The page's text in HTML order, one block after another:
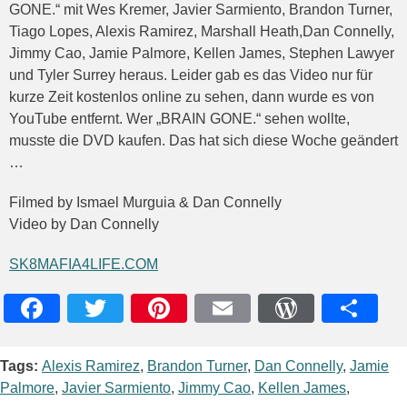
GONE.“ mit Wes Kremer, Javier Sarmiento, Brandon Turner,
Tiago Lopes, Alexis Ramirez, Marshall Heath,Dan Connelly,
Jimmy Cao, Jamie Palmore, Kellen James, Stephen Lawyer
und Tyler Surrey heraus. Leider gab es das Video nur für
kurze Zeit kostenlos online zu sehen, dann wurde es von
YouTube entfernt. Wer „BRAIN GONE.“ sehen wollte,
musste die DVD kaufen. Das hat sich diese Woche geändert
…
Filmed by Ismael Murguia & Dan Connelly
Video by Dan Connelly
SK8MAFIA4LIFE.COM
Tags: Alexis Ramirez, Brandon Turner, Dan Connelly, Jamie
Palmore, Javier Sarmiento, Jimmy Cao, Kellen James,